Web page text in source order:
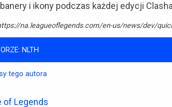
i ikony podczas każdej edycji
na.leagueoflegends.com/en-us/news/dev/
NLTH
tego autora
of Legends